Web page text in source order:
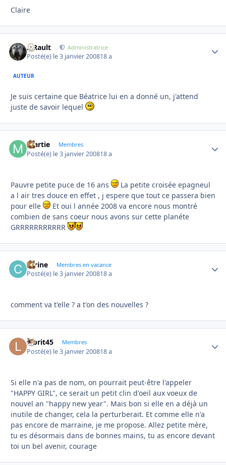
Claire
S.Rault Administratrice
Posté(e) le 3 janvier 200818 a
AUTEUR
Je suis certaine que Béatrice lui en a donné un, j'attend
juste de savoir lequel
martie Membres
Posté(e) le 3 janvier 200818 a
Pauvre petite puce de 16 ans
La petite croisée epagneul
a l air tres douce en effet , j espere que tout ce passera bien
pour elle
Et oui l année 2008 va encore nous montré
combien de sans coeur nous avons sur cette planéte
GRRRRRRRRRRR
carine Membres en vacance
Posté(e) le 3 janvier 200818 a
comment va t'elle ? a t'on des nouvelles ?
labrit45 Membres
Posté(e) le 3 janvier 200818 a
Si elle n'a pas de nom, on pourrait peut-être l'appeler
"HAPPY GIRL", ce serait un petit clin d'oeil aux voeux de
nouvel an "happy new year". Mais bon si elle en a déjà un
inutile de changer, cela la perturberait. Et comme elle n'a
pas encore de marraine, je me propose. Allez petite mère,
tu es désormais dans de bonnes mains, tu as encore devant
toi un bel avenir, courage